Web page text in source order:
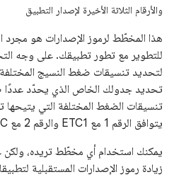
والأرقام الثلاثة الأخيرة لإصدار التطبيق
هذا المخطّط لرموز الإصدارات هو مجرد
للتطوير مع تطور تطبيقك. على وجه
لتحديد تنسيقات ضغط النسيج
تحديد جدولك الخاص الذي يحدّد
تنسيقات الضغط المختلفة التي يتيحها
يتوافق الرقم 1 مع ETC1 والرقم 2 مع ATITC، وما إلى ذلك).
يمكنك استخدام أي مخطّط تريده، ولكن
زيادة رموز الإصدارات المستقبلية